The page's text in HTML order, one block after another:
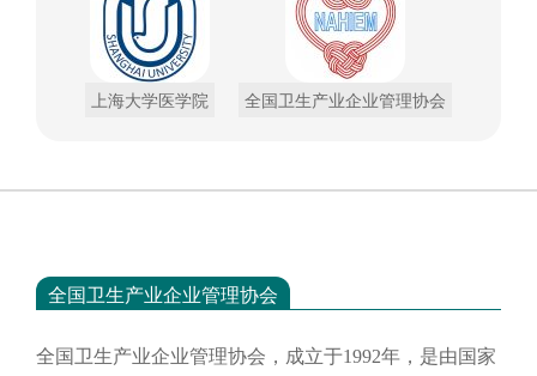
上海大学医学院 全国卫生产业企业管理协会
全国卫生产业企业管理协会
全国卫生产业企业管理协会，成立于1992年，是由国家